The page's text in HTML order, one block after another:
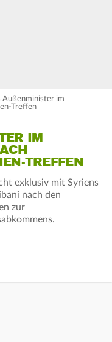
Außenminister im
Treffen
IM E
H
TREFFEN
exklusiv mit Syriens
nach den
zur